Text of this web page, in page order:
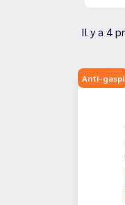
Il y a 4
Anti-gaspi